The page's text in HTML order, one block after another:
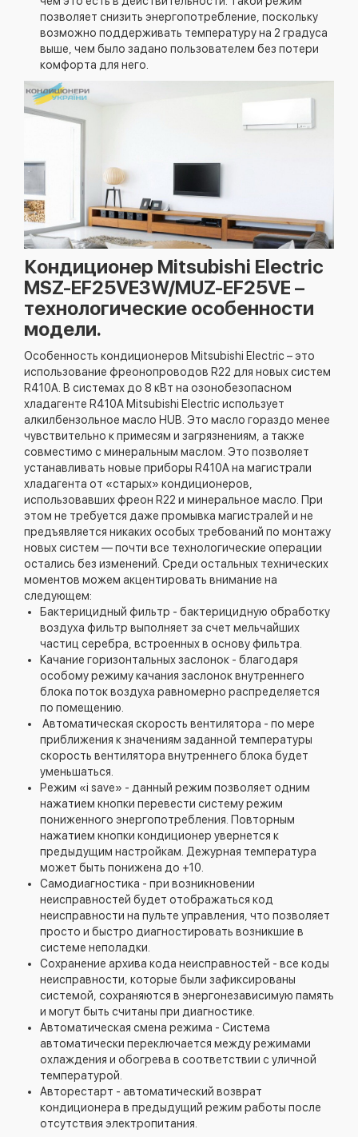
позволяет снизить энергопотребление, поскольку
возможно поддерживать температуру на 2 градуса
выше, чем было задано пользователем без потери
комфорта для него.
Кондиционер Mitsubishi Electric
MSZ-EF25VE3W/MUZ-EF25VE –
технологические особенности
модели.
Особенность кондиционеров Mitsubishi Electric – это
использование фреонопроводов R22 для новых систем
R410A. В системах до 8 кВт на озонобезопасном
хладагенте R410A Mitsubishi Electric использует
алкилбензольное масло HUB. Это масло гораздо менее
чувствительно к примесям и загрязнениям, а также
совместимо с минеральным маслом. Это позволяет
устанавливать новые приборы R410A на магистрали
хладагента от «старых» кондиционеров,
использовавших фреон R22 и минеральное масло. При
этом не требуется даже промывка магистралей и не
предъявляется никаких особых требований по монтажу
новых систем — почти все технологические операции
остались без изменений. Среди остальных технических
моментов можем акцентировать внимание на
следующем:
Бактерицидный фильтр - бактерицидную обработку
воздуха фильтр выполняет за счет мельчайших
частиц серебра, встроенных в основу фильтра.
Качание горизонтальных заслонок - благодаря
особому режиму качания заслонок внутреннего
блока поток воздуха равномерно распределяется
по помещению.
Автоматическая скорость вентилятора - по мере
приближения к значениям заданной температуры
скорость вентилятора внутреннего блока будет
уменьшаться.
Режим «i save» - данный режим позволяет одним
нажатием кнопки перевести систему режим
пониженного энергопотребления. Повторным
нажатием кнопки кондиционер увернется к
предыдущим настройкам. Дежурная температура
может быть понижена до +10.
Самодиагностика - при возникновении
неисправностей будет отображаться код
неисправности на пульте управления, что позволяет
просто и быстро диагностировать возникшие в
системе неполадки.
Сохранение архива кода неисправностей - все коды
неисправности, которые были зафиксированы
системой, сохраняются в энергонезависимую память
и могут быть считаны при диагностике.
Автоматическая смена режима - Система
автоматически переключается между режимами
охлаждения и обогрева в соответствии с уличной
температурой.
Авторестарт - автоматический возврат
кондиционера в предыдущий режим работы после
отсутствия электропитания.